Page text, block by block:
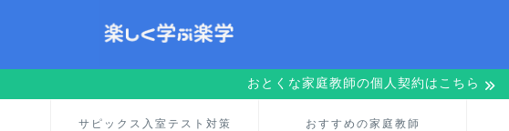
おとくな家庭教師の個人契約はこちら
サピックス入室テスト対策 おすすめの家庭教師